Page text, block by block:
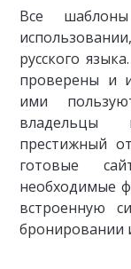
Все
русского
проверены и
ими
владельцы
престижный
готовые
необходимые
встроенную
бронировании